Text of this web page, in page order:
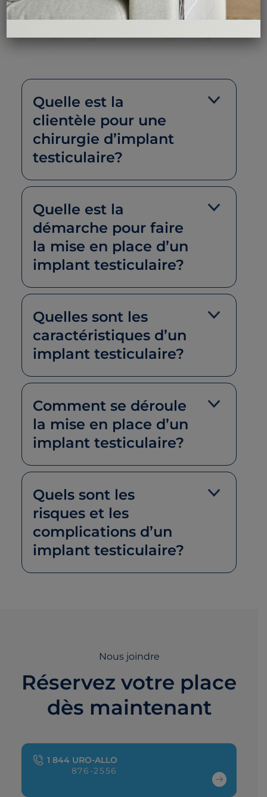
Quelle est la
clientèle pour une
chirurgie d’implant
testiculaire?
Quelle est la
démarche pour faire
la mise en place d’un
implant testiculaire?
Quelles sont les
caractéristiques d’un
implant testiculaire?
Comment se déroule
la mise en place d’un
implant testiculaire?
Quels sont les
risques et les
complications d’un
implant testiculaire?
Nous joindre
Réservez votre place
dès maintenant
1 844 URO-ALLO
876-2556